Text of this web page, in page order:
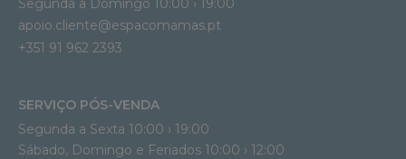
Segunda a Domingo 10:00 › 19:00
apoio.cliente@espacomamas.pt
+351 91 962 2393
SERVIÇO PÓS-VENDA
Segunda a Sexta 10:00 › 19:00
Sábado, Domingo e Feriados 10:00 › 12:00